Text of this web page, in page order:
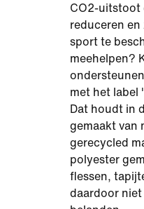
CO2-uitstoot
reduceren en
sport te
meehelpen?
met het label
Dat houdt in
gemaakt van
gerecycled
polyester
flessen,
daardoor niet